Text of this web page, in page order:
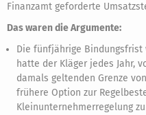
Finanzamt geforderte
Das waren die Argumente:
Die fünfjährige Bindungsfrist
hatte der Kläger jedes Jahr,
damals geltenden Grenze
frühere Option zur
Kleinunternehmerregelung